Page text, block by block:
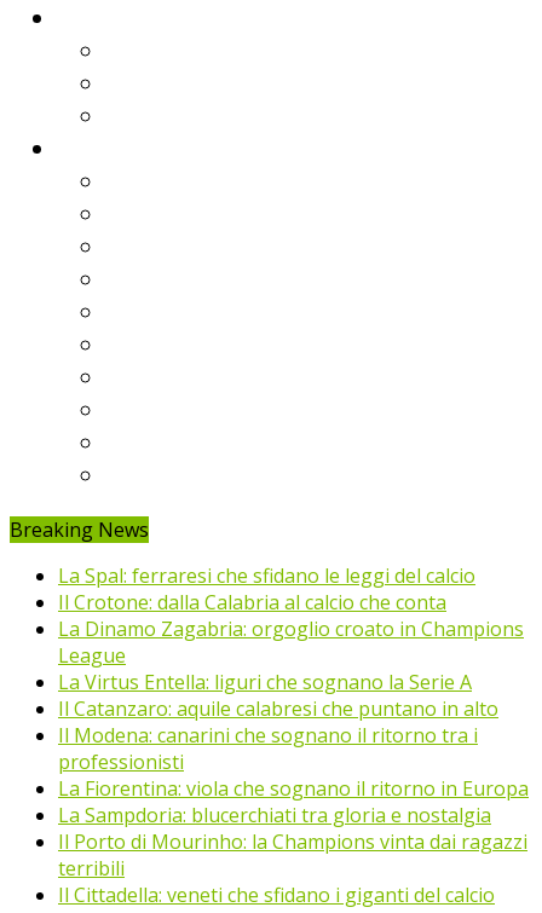
Breaking News
La Spal: ferraresi che sfidano le leggi del calcio
Il Crotone: dalla Calabria al calcio che conta
La Dinamo Zagabria: orgoglio croato in Champions
League
La Virtus Entella: liguri che sognano la Serie A
Il Catanzaro: aquile calabresi che puntano in alto
Il Modena: canarini che sognano il ritorno tra i
professionisti
La Fiorentina: viola che sognano il ritorno in Europa
La Sampdoria: blucerchiati tra gloria e nostalgia
Il Porto di Mourinho: la Champions vinta dai ragazzi
terribili
Il Cittadella: veneti che sfidano i giganti del calcio